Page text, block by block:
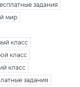
задания
мир
класс
класс
класс
задания